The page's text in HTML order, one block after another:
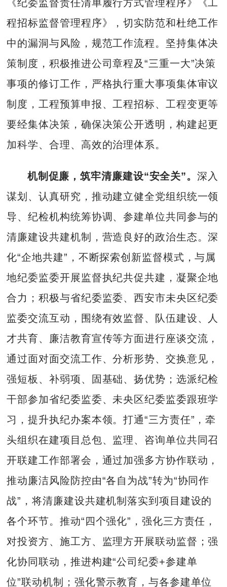
《纪委监督责任清单履行方式管理程序》《工
程招标监督管理程序》，切实防范和杜绝工作
中的漏洞与风险，规范工作流程。坚持集体决
策制度，积极推进公司章程及“三重一大”决策
事项的修订工作，严格执行重大事项集体审议
制度，工程预算申报、工程招标、工程变更等
要经集体决策，确保决策公开透明，构建起更
加科学、合理、高效的治理体系。
机制促廉，筑牢清廉建设“安全关”。 深入
谋划、认真研究，推动建立健全党组织统一领
导、纪检机构统筹协调、参建单位共同参与的
清廉建设共建机制，营造良好的政治生态。深
化“企地共建”，不断探索创新监督模式，与属
地纪委监委开展监督执纪共促共建，凝聚企地
合力；积极与省纪委监委、西安市未央区纪委
监委交流互动，围绕有效监督、队伍建设、人
才共育、廉洁教育宣传等方面进行座谈交流，
通过面对面交流工作、分析形势、交换意见，
强短板、补弱项、固基础、扬优势；选派纪检
干部参加省纪委监委、未央区纪委监委跟班学
习，提升执纪办案本领。打通“三方责任”，牵
头组织在建项目总包、监理、咨询单位共同召
开联建工作部署会，通过加强多方协作联动，
推动廉洁风险防控由“各自为战”转为“协同作
战”，将清廉建设共建机制落实到项目建设的
各个环节。推动“四个强化”，强化三方责任，
对投资方、施工方、监理方开展联动监督；强
化协同联动，推进构建“公司纪委+参建单
位”联动机制；强化警示教育，与各参建单位